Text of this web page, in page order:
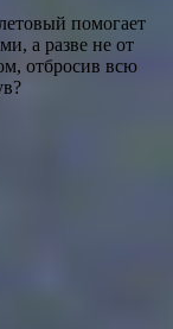
помогает
а разве не от
отбросив всю